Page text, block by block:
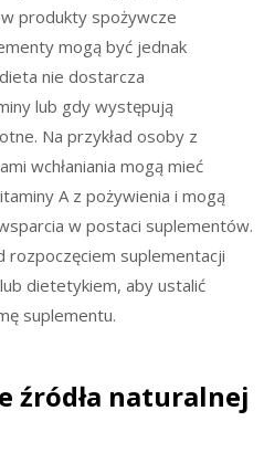
produkty spożywcze
mogą być jednak
nie dostarcza
lub gdy występują
Na przykład osoby z
wchłaniania mogą mieć
A z pożywienia i mogą
w postaci suplementów.
rozpoczęciem suplementacji
dietetykiem, aby ustalić
suplementu.
źródła naturalnej